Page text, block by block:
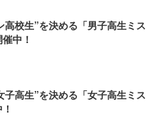
高校生”を決める「男子高生ミス
中！
子高生”を決める「女子高生ミス